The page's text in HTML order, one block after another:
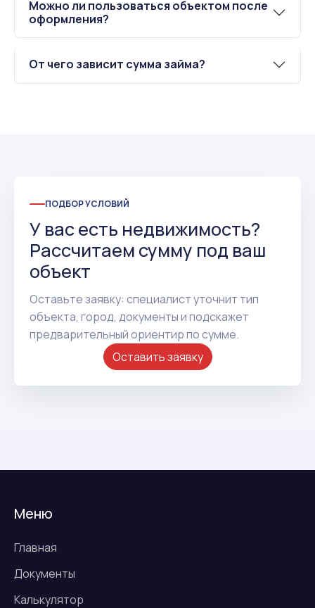
Можно ли пользоваться объектом после
оформления?
От чего зависит сумма займа?
ПОДБОР УСЛОВИЙ
У вас есть недвижимость?
Рассчитаем сумму под ваш
объект
Оставьте заявку: специалист уточнит тип
объекта, город, документы и подскажет
предварительный ориентир по сумме.
Оставить заявку
Меню
Главная
Документы
Калькулятор